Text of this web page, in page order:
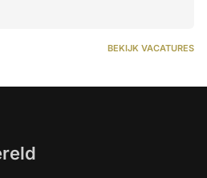
BEKIJK VACATURES